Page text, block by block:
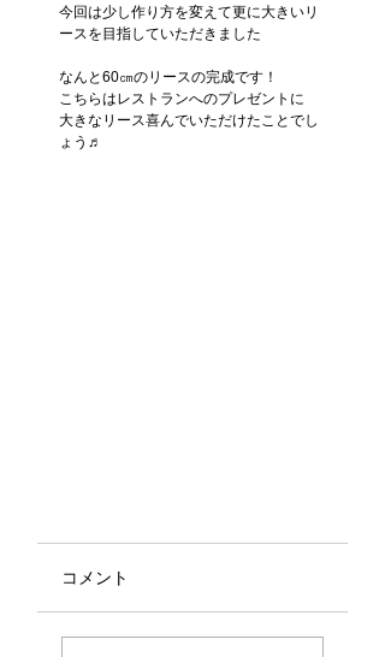
今回は少し作り方を変えて更に大きいリ
ースを目指していただきました
なんと60㎝のリースの完成です！
こちらはレストランへのプレゼントに
大きなリース喜んでいただけたことでし
ょう♬
コメント